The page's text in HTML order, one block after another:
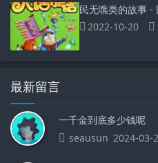
民无噍类的故事 -
2022-10-20
最新留言
一千金到底多少钱呢
seausun 2024-03-